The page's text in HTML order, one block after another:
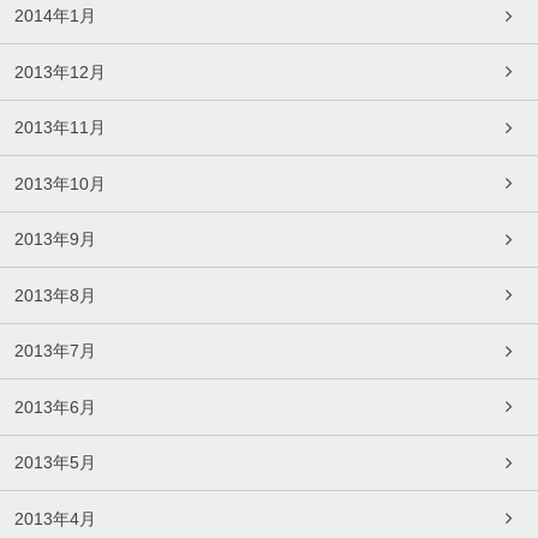
2014年1月
2013年12月
2013年11月
2013年10月
2013年9月
2013年8月
2013年7月
2013年6月
2013年5月
2013年4月